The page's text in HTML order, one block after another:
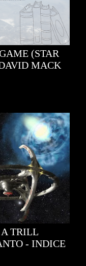
(STAR
MACK
TRILL
- INDICE